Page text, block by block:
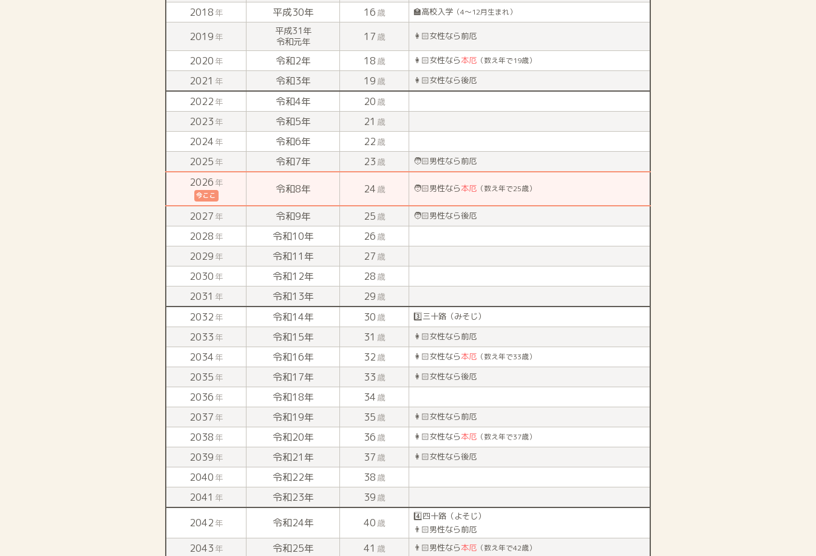
2018 年 平成30年 16 歳 🏫高校入学（4〜12月生まれ）
2019 年
平成31年
令和元年
17 歳 👩🏻女性なら前厄
2020 年 令和2年 18 歳 👩🏻女性なら本厄（数え年で19歳）
2021 年 令和3年 19 歳 👩🏻女性なら後厄
2022 年 令和4年 20 歳
2023 年 令和5年 21 歳
2024 年 令和6年 22 歳
2025 年 令和7年 23 歳 🧑🏻男性なら前厄
2026 年
今ここ 令和8年 24 歳 🧑🏻男性なら本厄（数え年で25歳）
2027 年 令和9年 25 歳 🧑🏻男性なら後厄
2028 年 令和10年 26 歳
2029 年 令和11年 27 歳
2030 年 令和12年 28 歳
2031 年 令和13年 29 歳
2032 年 令和14年 30 歳 3️⃣三十路（みそじ）
2033 年 令和15年 31 歳 👩🏻女性なら前厄
2034 年 令和16年 32 歳 👩🏻女性なら本厄（数え年で33歳）
2035 年 令和17年 33 歳 👩🏻女性なら後厄
2036 年 令和18年 34 歳
2037 年 令和19年 35 歳 👩🏻女性なら前厄
2038 年 令和20年 36 歳 👩🏻女性なら本厄（数え年で37歳）
2039 年 令和21年 37 歳 👩🏻女性なら後厄
2040 年 令和22年 38 歳
2041 年 令和23年 39 歳
2042 年 令和24年 40 歳
4️⃣四十路（よそじ）
👨🏻男性なら前厄
2043 年 令和25年 41 歳 👨🏻男性なら本厄（数え年で42歳）